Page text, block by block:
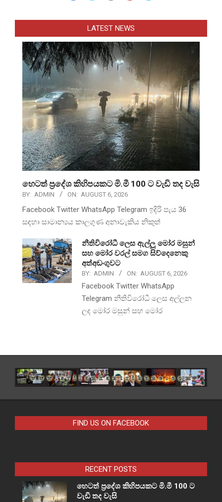
LATEST NEWS
හෙටත් ප්‍රදේශ කිහිපයකට මි.මී 100 ට වැඩි තද වැසි
BY: ADMIN ON: AUGUST 6, 2026
Facebook Twitter WhatsApp Telegram ඉදිරි පැය 36
සඳහා සාමාන්‍යය කාලගුණ අනාවැකිය නිකුත්
නීතිවිරෝධී ලෙස ඇල්ලූ මෝර මසුන්
සහ මෝර වරල් සමග සිව්දෙනෙකු
අත්අඩංගුවට
BY: ADMIN ON: AUGUST 6, 2026
Facebook Twitter WhatsApp
Telegram නීතිවිරෝධී ලෙස අල්ලන
ලද මෝර මසුන් සහ මෝර
FIND US ON FACEBOOK
RECENT POSTS
හෙටත් ප්‍රදේශ කිහිපයකට මි.මී 100 ට
වැඩි තද වැසි